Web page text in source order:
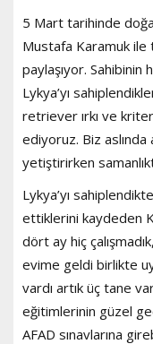
5 Mart tarihinde
Mustafa Karamuk ile
paylaşıyor. Sahibinin
Lykya’yı
retriever ırkı ve
ediyoruz. Biz
yetiştirirken
Lykya’yı
ettiklerini kaydeden
dört ay hiç
evime geldi birlikte
vardı artık üç tane
eğitimlerinin güzel
AFAD sınavlarına